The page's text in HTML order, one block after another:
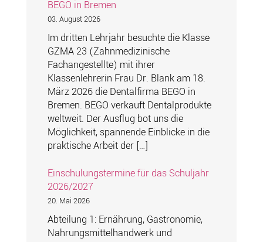
BEGO in Bremen
03. August 2026
Im dritten Lehrjahr besuchte die Klasse
GZMA 23 (Zahnmedizinische
Fachangestellte) mit ihrer
Klassenlehrerin Frau Dr. Blank am 18.
März 2026 die Dentalfirma BEGO in
Bremen. BEGO verkauft Dentalprodukte
weltweit. Der Ausflug bot uns die
Möglichkeit, spannende Einblicke in die
praktische Arbeit der […]
Einschulungstermine für das Schuljahr
2026/2027
20. Mai 2026
Abteilung 1: Ernährung, Gastronomie,
Nahrungsmittelhandwerk und